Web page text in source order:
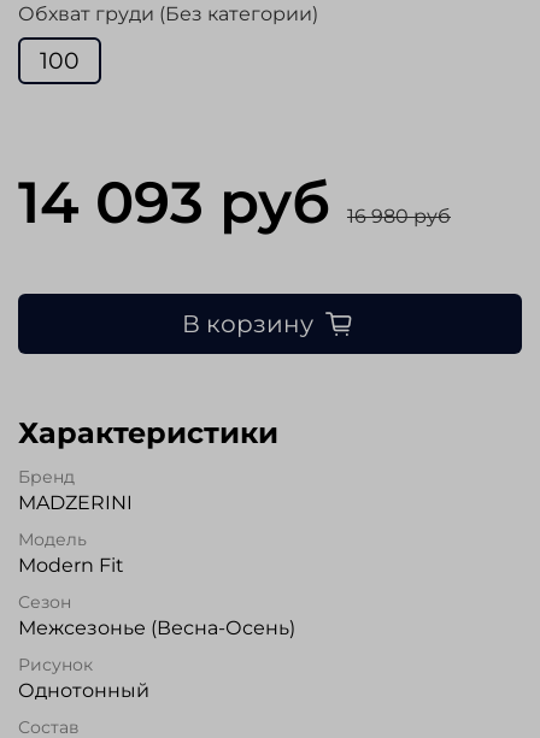
Обхват груди (Без категории)
100
14 093 руб 16 980 руб
В корзину
Характеристики
Бренд
MADZERINI
Модель
Modern Fit
Сезон
Межсезонье (Весна-Осень)
Рисунок
Однотонный
Состав